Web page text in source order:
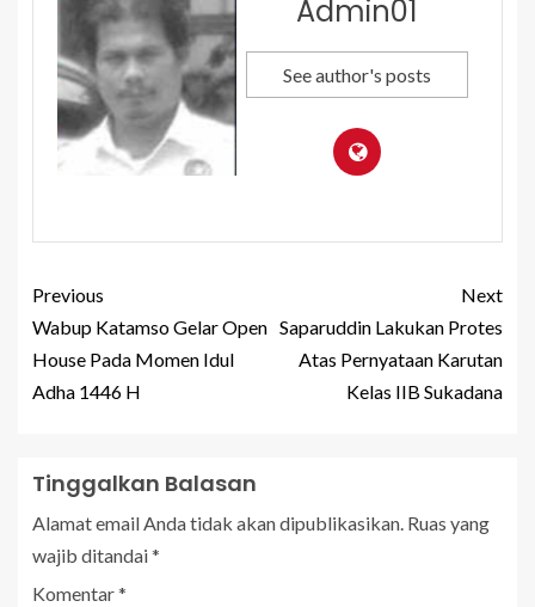
Admin01
See author's posts
Previous
Wabup Katamso Gelar Open
House Pada Momen Idul
Adha 1446 H
Next
Saparuddin Lakukan Protes
Atas Pernyataan Karutan
Kelas IIB Sukadana
Tinggalkan Balasan
Alamat email Anda tidak akan dipublikasikan. Ruas yang
wajib ditandai*
Komentar*